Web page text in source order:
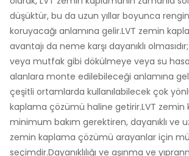
düşüktür, bu da uzun yıllar boyunca rengini
koruyacağı anlamına gelir.LVT zemin
avantajı da neme karşı dayanıklı
veya mutfak gibi dökülmeye veya su
alanlara monte edilebileceği anlamına
çeşitli ortamlarda kullanılabilecek çok
kaplama çözümü haline getirir.LVT zemin
minimum bakım gerektiren, dayanıklı ve
zemin kaplama çözümü arayanlar için
seçimdir.Dayanıklılığı ve aşınma ve